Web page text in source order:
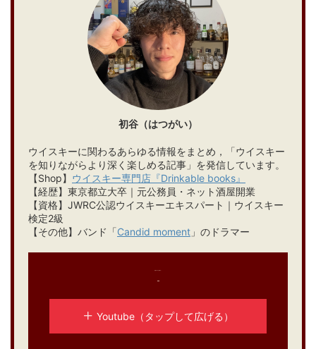
初谷（はつがい）
ウイスキーに関わるあらゆる情報をまとめ，「ウイスキー
を知りながらより深く楽しめる記事」を発信しています。
【Shop】 ウイスキー専門店『Drinkable books』
【経歴】東京都立大卒｜元公務員・ネット酒屋開業
【資格】JWRC公認ウイスキーエキスパート｜ウイスキー
検定2級
【その他】バンド「Candid moment 」のドラマー
Youtube（タップして広げる）